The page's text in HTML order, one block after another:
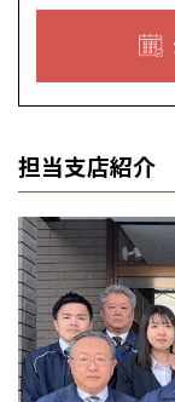
担当支店紹介